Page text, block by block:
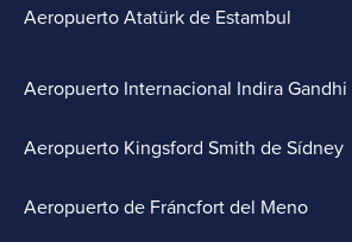
Aeropuerto Atatürk de Estambul
Aeropuerto Internacional Indira Gandhi
Aeropuerto Kingsford Smith de Sídney
Aeropuerto de Fráncfort del Meno